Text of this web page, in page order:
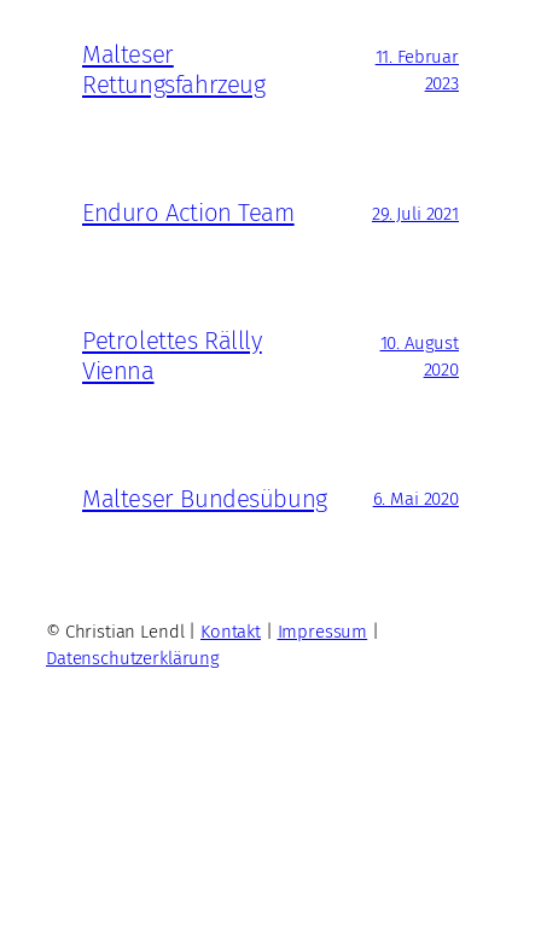
Malteser
Rettungsfahrzeug
11. Februar
2023
Enduro Action Team 29. Juli 2021
Petrolettes Rällly
Vienna
10. August
2020
Malteser Bundesübung 6. Mai 2020
© Christian Lendl | Kontakt| Impressum
Datenschutzerklärung